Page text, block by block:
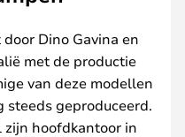
Dino Gavina en
met de productie
van deze modellen
steeds geproduceerd.
hoofdkantoor in